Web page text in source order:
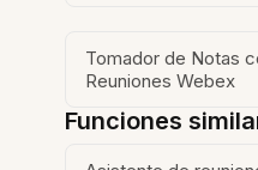
Tomador de Notas
Reuniones Webex
Funciones